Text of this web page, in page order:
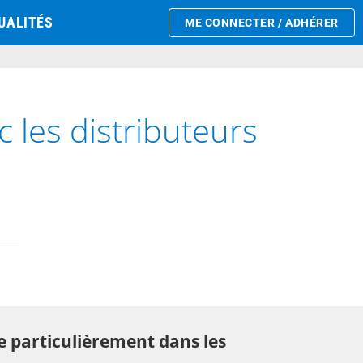
ME CONNECTER / ADHÉRER
les distributeurs
particulièrement dans les